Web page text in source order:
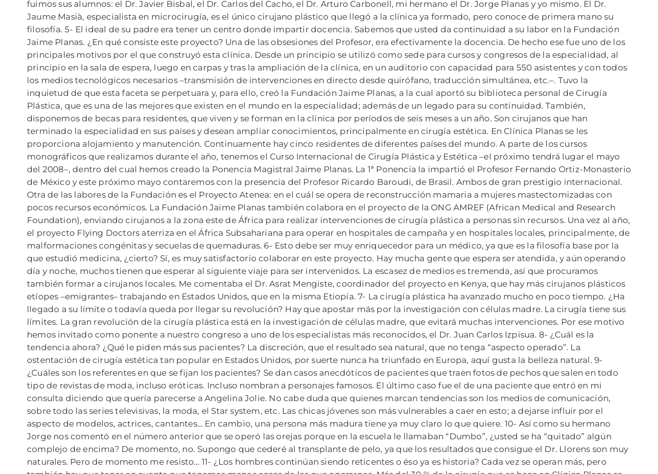
fuimos sus alumnos: el Dr. Javier Bisbal, el Dr. Carlos del Cacho, el Dr. Arturo Carbonell, mi hermano el Dr. Jorge Planas y yo mismo. El Dr.
Jaume Masià, especialista en microcirugía, es el único cirujano plástico que llegó a la clínica ya formado, pero conoce de primera mano su
filosofía. 5- El ideal de su padre era tener un centro donde impartir docencia. Sabemos que usted da continuidad a su labor en la Fundación
Jaime Planas. ¿En qué consiste este proyecto? Una de las obsesiones del Profesor, era efectivamente la docencia. De hecho ese fue uno de los
principales motivos por el que construyó esta clínica. Desde un principio se utilizó como sede para cursos y congresos de la especialidad, al
principio en la sala de espera, luego en carpas y tras la ampliación de la clínica, en un auditorio con capacidad para 550 asistentes y con todos
los medios tecnológicos necesarios –transmisión de intervenciones en directo desde quirófano, traducción simultánea, etc.–. Tuvo la
inquietud de que esta faceta se perpetuara y, para ello, creó la Fundación Jaime Planas, a la cual aportó su biblioteca personal de Cirugía
Plástica, que es una de las mejores que existen en el mundo en la especialidad; además de un legado para su continuidad. También,
disponemos de becas para residentes, que viven y se forman en la clínica por períodos de seis meses a un año. Son cirujanos que han
terminado la especialidad en sus países y desean ampliar conocimientos, principalmente en cirugía estética. En Clínica Planas se les
proporciona alojamiento y manutención. Continuamente hay cinco residentes de diferentes países del mundo. A parte de los cursos
monográficos que realizamos durante el año, tenemos el Curso Internacional de Cirugía Plástica y Estética –el próximo tendrá lugar el mayo
del 2008–, dentro del cual hemos creado la Ponencia Magistral Jaime Planas. La 1ª Ponencia la impartió el Profesor Fernando Ortiz-Monasterio
de México y este próximo mayo contaremos con la presencia del Profesor Ricardo Baroudi, de Brasil. Ambos de gran prestigio internacional.
Otra de las labores de la Fundación es el Proyecto Atenea: en el cuál se opera de reconstrucción mamaria a mujeres mastectomizadas con
pocos recursos económicos. La Fundación Jaime Planas también colabora en el proyecto de la ONG AMREF (African Medical and Research
Foundation), enviando cirujanos a la zona este de África para realizar intervenciones de cirugía plástica a personas sin recursos. Una vez al año,
el proyecto Flying Doctors aterriza en el África Subsahariana para operar en hospitales de campaña y en hospitales locales, principalmente, de
malformaciones congénitas y secuelas de quemaduras. 6- Esto debe ser muy enriquecedor para un médico, ya que es la filosofía base por la
que estudió medicina, ¿cierto? Sí, es muy satisfactorio colaborar en este proyecto. Hay mucha gente que espera ser atendida, y aún operando
día y noche, muchos tienen que esperar al siguiente viaje para ser intervenidos. La escasez de medios es tremenda, así que procuramos
también formar a cirujanos locales. Me comentaba el Dr. Asrat Mengiste, coordinador del proyecto en Kenya, que hay más cirujanos plásticos
etíopes –emigrantes– trabajando en Estados Unidos, que en la misma Etiopía. 7- La cirugía plástica ha avanzado mucho en poco tiempo. ¿Ha
llegado a su límite o todavía queda por llegar su revolución? Hay que apostar más por la investigación con células madre. La cirugía tiene sus
límites. La gran revolución de la cirugía plástica está en la investigación de células madre, que evitará muchas intervenciones. Por ese motivo
hemos invitado como ponente a nuestro congreso a uno de los especialistas más reconocidos, el Dr. Juan Carlos Izpisua. 8- ¿Cuál es la
tendencia ahora? ¿Qué le piden más sus pacientes? La discreción, que el resultado sea natural, que no tenga “aspecto operado”. La
ostentación de cirugía estética tan popular en Estados Unidos, por suerte nunca ha triunfado en Europa, aquí gusta la belleza natural. 9-
¿Cuáles son los referentes en que se fijan los pacientes? Se dan casos anecdóticos de pacientes que traen fotos de pechos que salen en todo
tipo de revistas de moda, incluso eróticas. Incluso nombran a personajes famosos. El último caso fue el de una paciente que entró en mi
consulta diciendo que quería parecerse a Angelina Jolie. No cabe duda que quienes marcan tendencias son los medios de comunicación,
sobre todo las series televisivas, la moda, el Star system, etc. Las chicas jóvenes son más vulnerables a caer en esto; a dejarse influir por el
aspecto de modelos, actrices, cantantes… En cambio, una persona más madura tiene ya muy claro lo que quiere. 10- Así como su hermano
Jorge nos comentó en el número anterior que se operó las orejas porque en la escuela le llamaban “Dumbo”, ¿usted se ha “quitado” algún
complejo de encima? De momento, no. Supongo que cederé al transplante de pelo, ya que los resultados que consigue el Dr. Llorens son muy
naturales. Pero de momento me resisto… 11- ¿Los hombres continúan siendo reticentes o éso ya es historia? Cada vez se operan más, pero